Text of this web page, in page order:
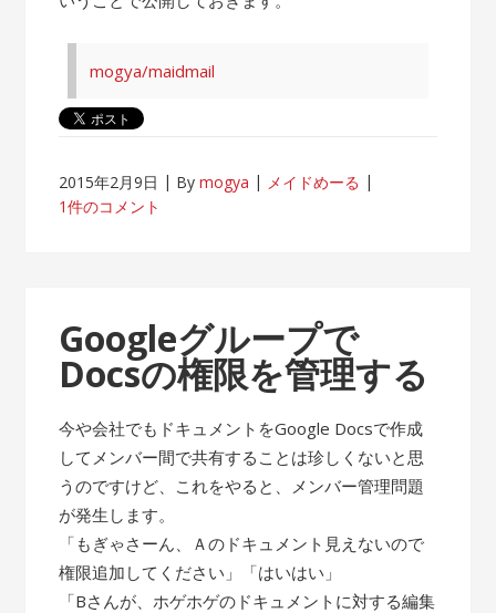
mogya/maidmail
2015年2月9日 Bymogya
メイドめーる
1件のコメント
Googleグループで
Docsの権限を管理する
今や会社でもドキュメントをGoogle Docsで作成
してメンバー間で共有することは珍しくないと思
うのですけど、これをやると、メンバー管理問題
が発生します。
「もぎゃさーん、Ａのドキュメント見えないので
権限追加してください」「はいはい」
「Bさんが、ホゲホゲのドキュメントに対する編集